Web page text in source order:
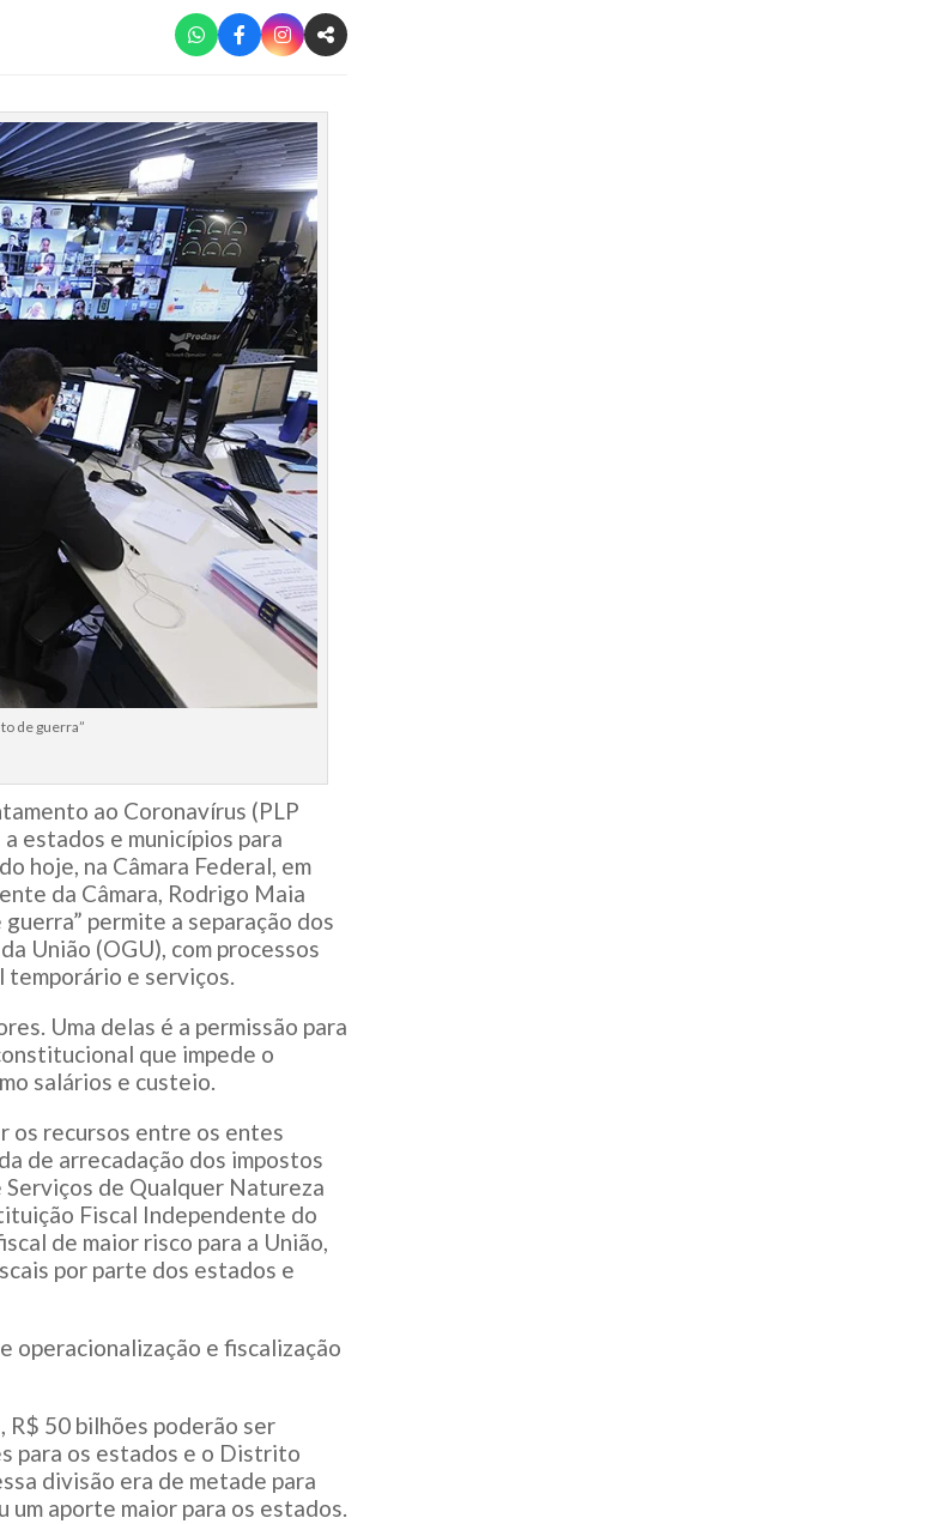
de guerra”
ao Coronavírus (PLP
estados e municípios para
hoje, na Câmara Federal, em
da Câmara, Rodrigo Maia
permite a separação dos
União (OGU), com processos
temporário e serviços.
Uma delas é a permissão para
que impede o
salários e custeio.
os recursos entre os entes
de arrecadação dos impostos
de Qualquer Natureza
Fiscal Independente do
de maior risco para a União,
por parte dos estados e
e fiscalização
R$ 50 bilhões poderão ser
para os estados e o Distrito
divisão era de metade para
aporte maior para os estados.